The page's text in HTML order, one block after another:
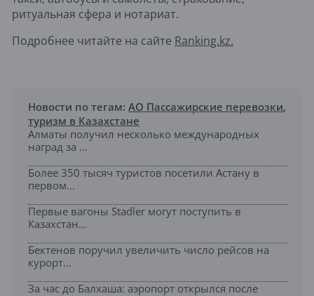
ритуальная сфера и нотариат.
Подробнее читайте на сайте Ranking.kz.
Новости по тегам: АО Пассажирские перевозки,
туризм в Казахстане
Алматы получил несколько международных
наград за ...
Более 350 тысяч туристов посетили Астану в
первом...
Первые вагоны Stadler могут поступить в
Казахстан...
Бектенов поручил увеличить число рейсов на
курорт...
За час до Балхаша: аэропорт открылся после